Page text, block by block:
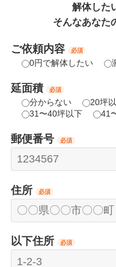
解体した
そんなあなた
ご依頼内容 必須
0円で解体したい
延面積 必須
分からない 20坪
31〜40坪以下
41
郵便番号 必須
住所 必須
以下住所 必須